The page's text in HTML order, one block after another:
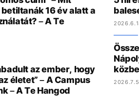
16 év alatt a
– A Te
az ember, hogy
életet” – A Campus
– A Te Hangod